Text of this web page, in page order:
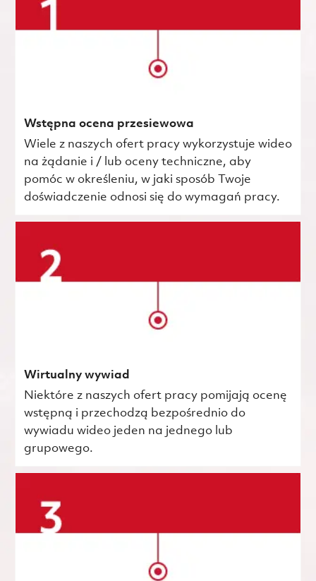
Wstępna ocena przesiewowa
Wiele z naszych ofert pracy wykorzystuje wideo
na żądanie i / lub oceny techniczne, aby
pomóc w określeniu, w jaki sposób Twoje
doświadczenie odnosi się do wymagań pracy.
Wirtualny wywiad
Niektóre z naszych ofert pracy pomijają ocenę
wstępną i przechodzą bezpośrednio do
wywiadu wideo jeden na jednego lub
grupowego.